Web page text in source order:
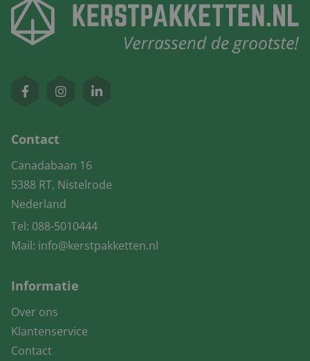
Contact
Canadabaan 16
5388 RT, Nistelrode
Nederland
Tel: 088-5010444
Mail: info@kerstpakketten.nl
Informatie
Over ons
Klantenservice
Contact